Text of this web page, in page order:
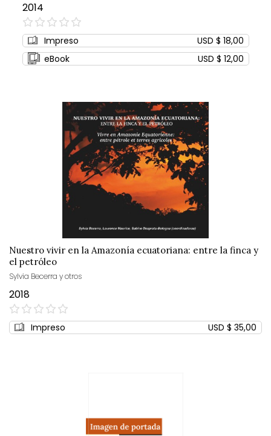
2014
0%
Impreso
USD $ 18,00
eBook
USD $ 12,00
Nuestro vivir en la Amazonía ecuatoriana: entre la finca y
el petróleo
Sylvia Becerra y otros
2018
0%
Impreso USD $ 35,00